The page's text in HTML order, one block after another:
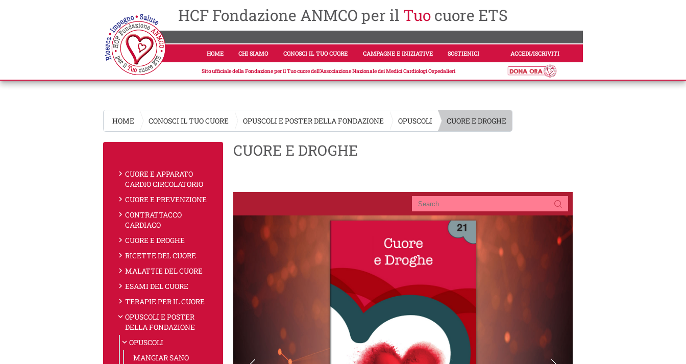
HCF Fondazione ANMCO per il Tuo cuore ETS
HOME CHI SIAMO CONOSCI IL TUO CUORE CAMPAGNE E INIZIATIVE SOSTIENICI ACCEDI/ISCRIVITI
Sito ufficiale della Fondazione per il Tuo cuore dell’Associazione Nazionale dei Medici Cardiologi Ospedalieri
HOME CONOSCI IL TUO CUORE OPUSCOLI E POSTER DELLA FONDAZIONE OPUSCOLI CUORE E DROGHE
chevron_rightCUORE E APPARATO
CARDIO CIRCOLATORIO
chevron_rightCUORE E PREVENZIONE
chevron_rightCONTRATTACCO
CARDIACO
chevron_rightCUORE E DROGHE
chevron_rightRICETTE DEL CUORE
chevron_rightMALATTIE DEL CUORE
chevron_rightESAMI DEL CUORE
chevron_rightTERAPIE PER IL CUORE
expand_moreOPUSCOLI E POSTER
DELLA FONDAZIONE
expand_moreOPUSCOLI
MANGIAR SANO
CUORE E DROGHE